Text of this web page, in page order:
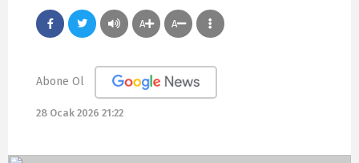
A A
Abone Ol
28 Ocak 2026 21:22